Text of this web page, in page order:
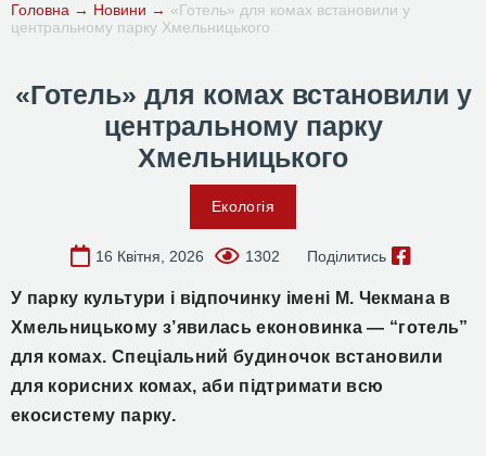
Головна → Новини → «Готель» для комах встановили у
центральному парку Хмельницького
«Готель» для комах встановили у
центральному парку
Хмельницького
Екологія
16 Квітня, 2026 1302 Поділитись
У парку культури і відпочинку імені М. Чекмана в
Хмельницькому з’явилась еконовинка — “готель”
для комах. Спеціальний будиночок встановили
для корисних комах, аби підтримати всю
екосистему парку.